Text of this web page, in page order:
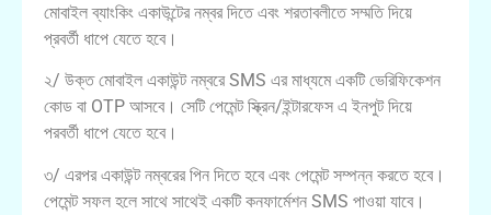
মোবাইল ব্যাংকিং একাউন্টের নম্বর দিতে এবং শরতাবলীতে সম্মতি দিয়ে
প্রবর্তী ধাপে যেতে হবে।
২/ উক্ত মোবাইল একাউন্ট নম্বরে SMS এর মাধ্যমে একটি ভেরিফিকেশন
কোড বা OTP আসবে। সেটি পেমেন্ট স্ক্রিন/ইন্টারফেস এ ইনপুট দিয়ে
পরবর্তী ধাপে যেতে হবে।
৩/ এরপর একাউন্ট নম্বরের পিন দিতে হবে এবং পেমেন্ট সম্পন্ন করতে হবে।
পেমেন্ট সফল হলে সাথে সাথেই একটি কনফার্মেশন SMS পাওয়া যাবে।